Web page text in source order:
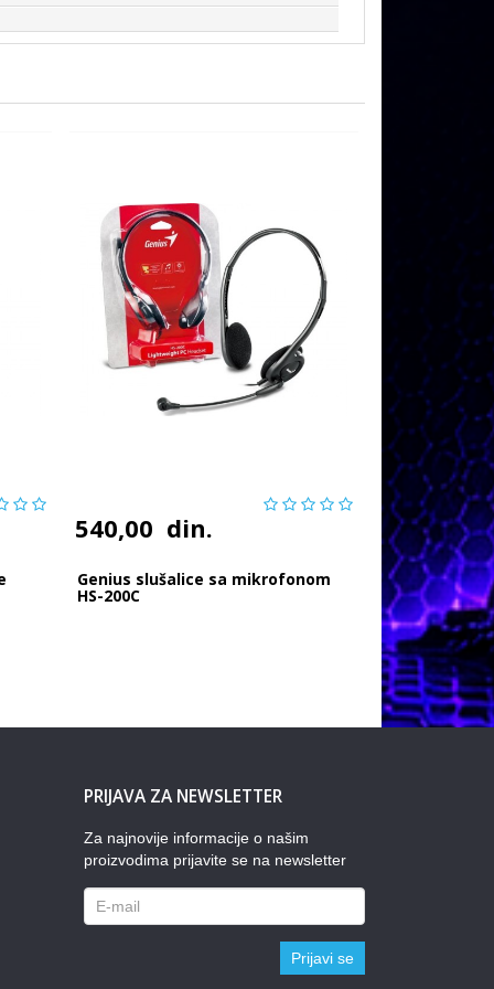
540,00 din.
Genius slušalice sa mikrofonom
HS-200C
PRIJAVA ZA NEWSLETTER
Za najnovije informacije o našim
proizvodima prijavite se na newsletter
Prijavi se